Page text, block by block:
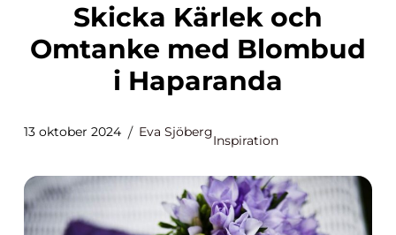
Skicka Kärlek och
Omtanke med Blombud
i Haparanda
13 oktober 2024 Eva Sjöberg
Inspiration